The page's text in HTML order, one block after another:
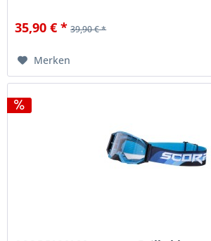
35,90 € * 39,90 € *
Merken